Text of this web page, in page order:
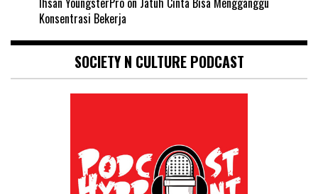
Konsentrasi Bekerja
SOCIETY N CULTURE PODCAST